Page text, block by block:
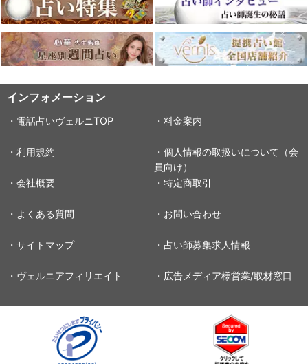
インフォメーション
・電話占いヴェルニTOP ・料金案内
・利用規約
・個人情報の取扱いについて（会
員向け）
・会社概要
・特定商取引
・よくある質問 ・お問い合わせ
・サイトマップ ・占い師募集求人情報
・ヴェルニアフィリエイト ・広告メディア様営業/取材窓口